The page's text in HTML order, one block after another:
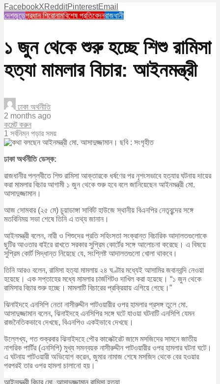
FacebookXRedditPinterestEmail
দেশজুড়েপ্রধান শিরোনামবিশেষ প্রতিবেদনরাজধানী
১ জুন থেকে শুরু হচ্ছে শিশু রামিসা
হত্যা মামলার বিচার: আইনমন্ত্রী
ঢাকা অর্থনীতি
2 months ago
কমেন্ট করুন
1 সর্বনিম্ন পড়ার সময়
ঢাকা অর্থনীতি ডেস্ক:
রাজধানীর পল্লবীতে শিশু রামিসা আক্তারকে ধর্ষণের পর নৃশংসভাবে হত্যার ঘটনায় দায়ের
করা মামলার বিচার আগামী ১ জুন থেকে শুরু হবে বলে জানিয়েছেন আইনমন্ত্রী মো.
আসাদুজ্জামান।
আজ সোমবার (২৫ মে) চুয়াডাঙ্গা সার্কিট হাউজে স্থানীয় বিএনপির নেতৃবৃন্দের সঙ্গে
মতবিনিময় সভা শেষে তিনি এ তথ্য জানান।
আইনমন্ত্রী বলেন, নারী ও শিশুদের প্রতি সহিংসতা সংক্রান্ত বিচারিক আদালতগুলোকে
ছুটির আওতার বাইরে রাখতে সরকার সুপ্রিম কোর্টের সঙ্গে আলোচনা করেছে। এ বিষয়ে
সুপ্রিম কোর্ট সিদ্ধান্ত নিয়েছে যে, সংশ্লিষ্ট আদালতগুলো খোলা থাকবে।
তিনি আরও বলেন, রামিসা হত্যা মামলায় ২৪ ঘণ্টার মধ্যেই আসামির জবানবন্দি নেওয়া
হয়েছে। এক সপ্তাহের মধ্যে মামলার চার্জশিটও দাখিল করা হয়েছে। “১ জুন থেকে
রামিসার বিচার শুরু হচ্ছে। মামলাটি বিচারের প্রক্রিয়ায় এগিয়ে গেছে।”
ঝিনাইদহে এনসিপি নেতা নাসীরুদ্দীন পাটওয়ারীর ওপর হামলার প্রসঙ্গ তুলে মো.
আসাদুজ্জামান বলেন, ঝিনাইদহে এনসিপির সঙ্গে ঘটে যাওয়া ঘটনাটি এনসিপি যেমন
রাজনৈতিকভাবে দেখছে, বিএনপিও একইভাবে দেখছে।
উল্লেখ্য, গত শুক্রবার ঝিনাইদহে পৌর কালেক্টরেট জামে মসজিদের সামনে জাতীয়
নাগরিক পার্টির (এনসিপি) মুখ্য সমন্বয়ক নাসীরুদ্দীন পাটওয়ারীর ওপর হামলার ঘটনা ঘটে।
এ ঘটনায় পাটওয়ারী অভিযোগ করেন, জুমার নামাজ শেষে মসজিদ থেকে বের হওয়ার
পরপরই তার ওপর হামলা চালানো হয়।